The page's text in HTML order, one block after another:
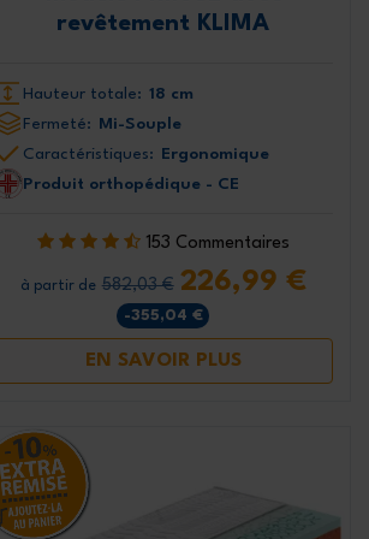
revêtement KLIMA
Hauteur totale: 18 cm
Fermeté: Mi-Souple
Caractéristiques: Ergonomique
Produit orthopédique - CE
153 Commentaires
à partir de 582,03 € 226,99 €
-355,04 €
EN SAVOIR PLUS